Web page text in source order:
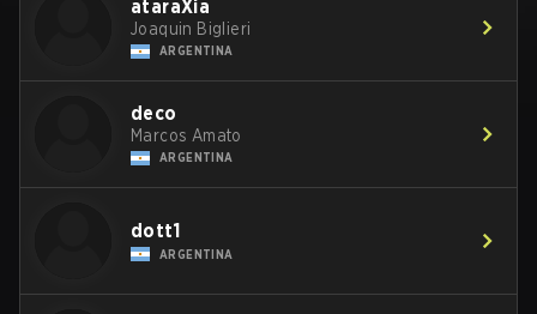
ataraXia
Joaquin Biglieri
ARGENTINA
deco
Marcos Amato
ARGENTINA
dott1
ARGENTINA